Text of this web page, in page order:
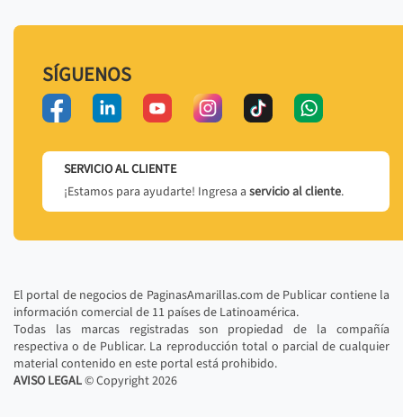
SÍGUENOS
SERVICIO AL CLIENTE
¡Estamos para ayudarte! Ingresa a servicio al cliente.
El portal de negocios de PaginasAmarillas.com de Publicar contiene la
información comercial de 11 países de Latinoamérica.
Todas las marcas registradas son propiedad de la compañía
respectiva o de Publicar. La reproducción total o parcial de cualquier
material contenido en este portal está prohibido.
AVISO LEGAL© Copyright2026